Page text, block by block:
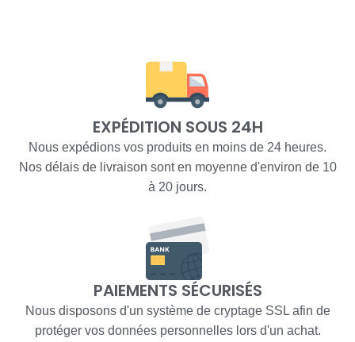
EXPÉDITION SOUS 24H
Nous expédions vos produits en moins de 24 heures.
Nos délais de livraison sont en moyenne d'environ de 10
à 20 jours.
PAIEMENTS SÉCURISÉS
Nous disposons d'un système de cryptage SSL afin de
protéger vos données personnelles lors d'un achat.